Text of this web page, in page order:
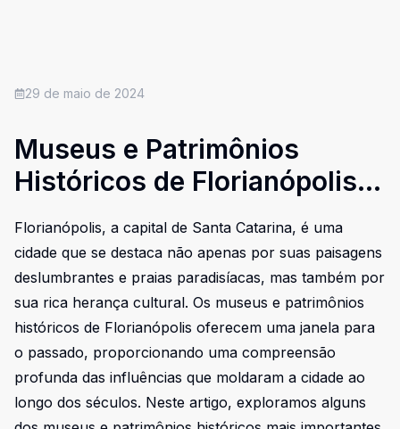
29 de maio de 2024
Museus e Patrimônios
Históricos de Florianópolis:
Um Tesouro Cultural
Florianópolis, a capital de Santa Catarina, é uma
cidade que se destaca não apenas por suas paisagens
deslumbrantes e praias paradisíacas, mas também por
sua rica herança cultural. Os museus e patrimônios
históricos de Florianópolis oferecem uma janela para
o passado, proporcionando uma compreensão
profunda das influências que moldaram a cidade ao
longo dos séculos. Neste artigo, exploramos alguns